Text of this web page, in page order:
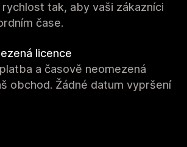
tak, aby vaši zákazníci
čase.
licence
a časově neomezená
obchod. Žádné datum vypršení